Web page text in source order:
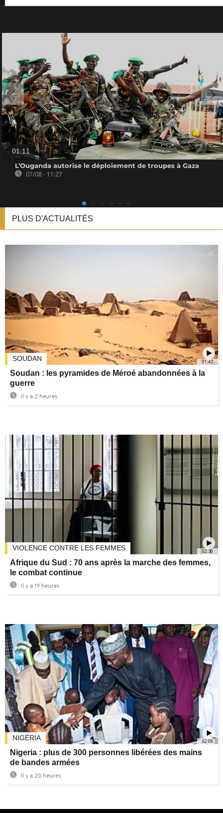
01:11
L’Ouganda autorise le déploiement de troupes à Gaza
07/08 - 11:27
PLUS D'ACTUALITÉS
01:47
SOUDAN
Soudan : les pyramides de Méroé abandonnées à la
guerre
Il y a 2 heures
02:30
VIOLENCE CONTRE LES FEMMES
Afrique du Sud : 70 ans après la marche des femmes,
le combat continue
Il y a 19 heures
02:08
NIGÉRIA
Nigeria : plus de 300 personnes libérées des mains
de bandes armées
Il y a 20 heures